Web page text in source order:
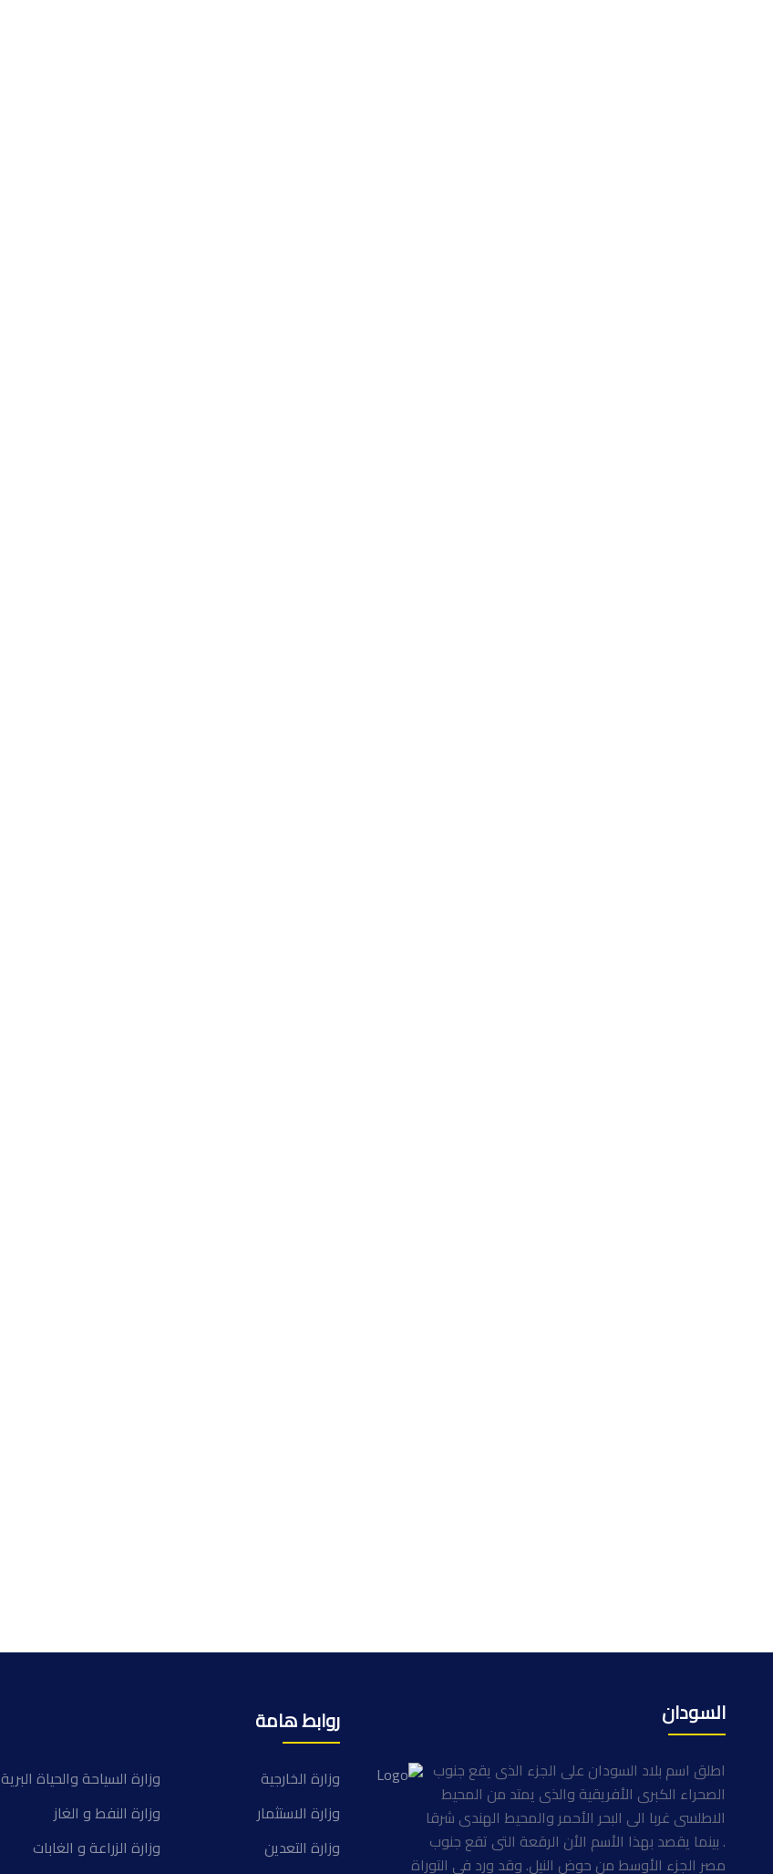
السودان
اطلق اسم بلاد السودان على الجزء الذى يقع جنوب
الصحراء الكبرى الأفريقية والذى يمتد من المحيط
الاطلسى غربا الى البحر الأحمر والمحيط الهندى شرقا
. بينما يقصد بهذا الأسم الأن الرقعة التى تقع جنوب
مصر الجزء الأوسط من حوض النيل. وقد ورد فى التوراة
روابط هامة
وزارة الخارجية
وزارة السياحة والحياة البرية
وزارة الاستثمار
وزارة النفط و الغاز
وزارة التعدين
وزارة الزراعة و الغابات